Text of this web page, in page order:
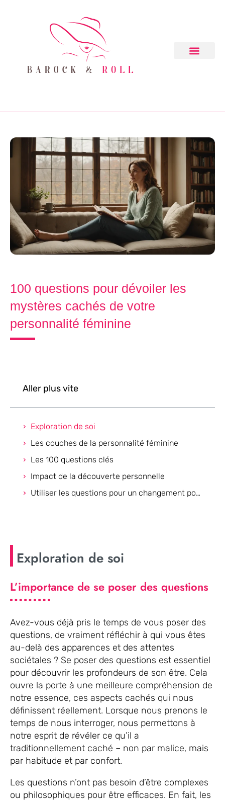
100 questions pour dévoiler les
mystères cachés de votre
personnalité féminine
Aller plus vite
Exploration de soi
Les couches de la personnalité féminine
Les 100 questions clés
Impact de la découverte personnelle
Utiliser les questions pour un changement positif
Exploration de soi
L’importance de se poser des questions
Avez-vous déjà pris le temps de vous poser des
questions, de vraiment réfléchir à qui vous êtes
au-delà des apparences et des attentes
sociétales ? Se poser des questions est essentiel
pour découvrir les profondeurs de son être. Cela
ouvre la porte à une meilleure compréhension de
notre essence, ces aspects cachés qui nous
définissent réellement. Lorsque nous prenons le
temps de nous interroger, nous permettons à
notre esprit de révéler ce qu’il a
traditionnellement caché – non par malice, mais
par habitude et par confort.
Les questions n’ont pas besoin d’être complexes
ou philosophiques pour être efficaces. En fait, les